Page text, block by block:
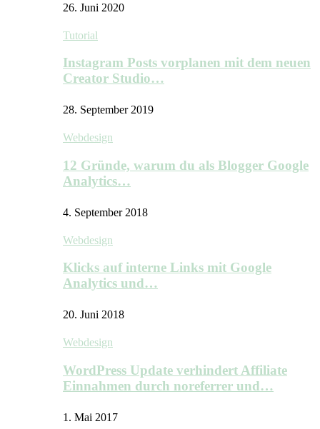
26. Juni 2020
Tutorial
Instagram Posts vorplanen mit dem neuen
Creator Studio…
28. September 2019
Webdesign
12 Gründe, warum du als Blogger Google
Analytics…
4. September 2018
Webdesign
Klicks auf interne Links mit Google
Analytics und…
20. Juni 2018
Webdesign
WordPress Update verhindert Affiliate
Einnahmen durch noreferrer und…
1. Mai 2017